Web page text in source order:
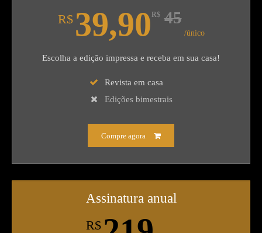
R$ 39,90 R$ 45
/único
Escolha a edição impressa e receba em sua casa!
Revista em casa
Edições bimestrais
Compre agora
Assinatura anual
R$